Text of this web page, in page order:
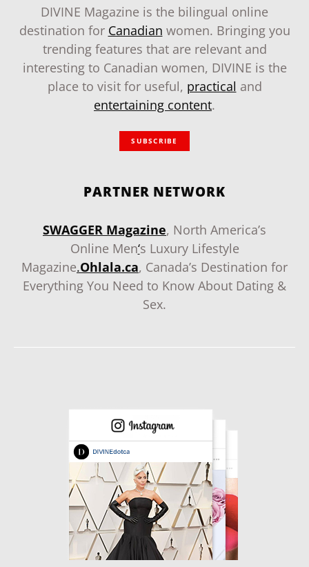
DIVINE Magazine is the bilingual online
destination for Canadian women. Bringing you
trending features that are relevant and
interesting to Canadian women, DIVINE is the
place to visit for useful, practical and
entertaining content.
SUBSCRIBE
PARTNER NETWORK
SWAGGER Magazine, North America’s
Online Men‘s Luxury Lifestyle
Magazine.Ohlala.ca, Canada’s Destination for
Everything You Need to Know About Dating &
Sex.